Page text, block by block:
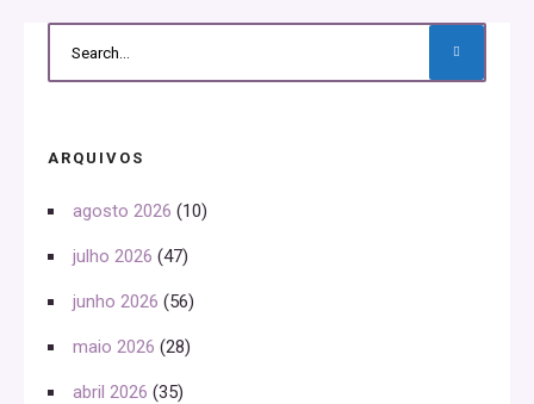
ARQUIVOS
agosto 2026 (10)
julho 2026 (47)
junho 2026 (56)
maio 2026 (28)
abril 2026 (35)